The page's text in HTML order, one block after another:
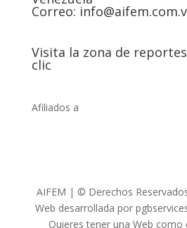
Correo:
Visita la zona de
clic
Afiliados a
AIFEM | © Derechos
Web desarrollada por
Quieres tener una Web como